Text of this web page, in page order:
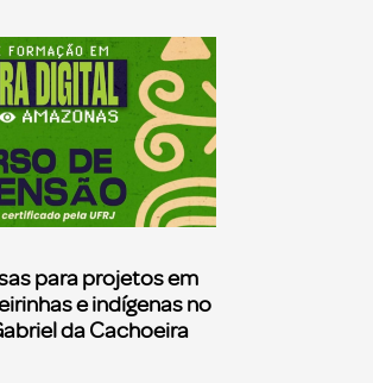
para projetos em
e indígenas no
da Cachoeira